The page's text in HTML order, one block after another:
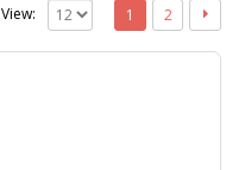
View: 1 2